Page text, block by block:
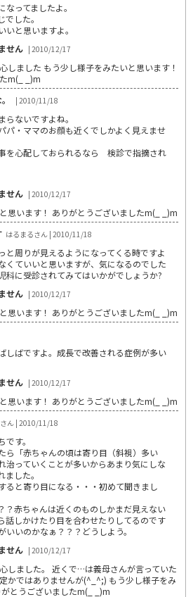
ってましたよ。
した。
いと思いますよ。
せん | 2010/12/17
しました もう少し様子をみたいと思います！
m(_ _)m
| 2010/11/18
ないですよね。
・ママのお顔も近くでしかよく見えませ
を心配しておられるなら 検診で指摘され
せん | 2010/12/17
思います！ ありがとうございましたm(_ _)m
はるまるさん | 2010/11/18
と周りが見えるようになってくる時ですよ
くていいと思いますが、気になるのでした
科に受診されてみてはいかがでしょうか?
せん | 2010/12/17
思います！ ありがとうございましたm(_ _)m
しばですよ。成長で改善される症例が多い
せん | 2010/12/17
思います！ ありがとうございましたm(_ _)m
ん | 2010/11/18
す。
ら「赤ちゃんの頃は寄り目（斜視）多い
治っていくことが多いからあまり気にしな
した。
ると寄り目になる・・・初めて聞きまし
？赤ちゃんは近くのものしかまだ見えない
話しかけたり目を合わせたりしてるのです
いいのかなぁ？？？どうしよう。
せん | 2010/12/17
しました。 近くで…は義母さんが言っていた
かではありませんが(^_^;) もう少し様子をみ
とうございましたm(_ _)m